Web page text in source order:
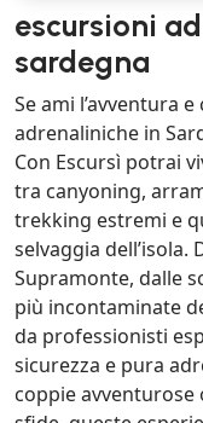
escursioni
sardegna
Se ami l’avventura
adrenaliniche in
Con Escursì potrai
tra canyoning,
trekking estremi e
selvaggia dell’isola.
Supramonte, dalle
più incontaminate
da professionisti
sicurezza e pura
coppie